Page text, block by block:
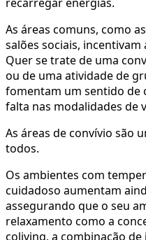
As áreas comuns, como
salões sociais,
Quer se trate de uma
ou de uma atividade de
fomentam um sentido de
falta nas modalidades de
As áreas de convívio são
todos.
Os ambientes com
cuidadoso aumentam
assegurando que o seu
relaxamento como a
coliving, a combinação